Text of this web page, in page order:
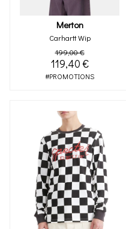
Merton
Carhartt Wip
199,00 €
119,40 €
#PROMOTIONS